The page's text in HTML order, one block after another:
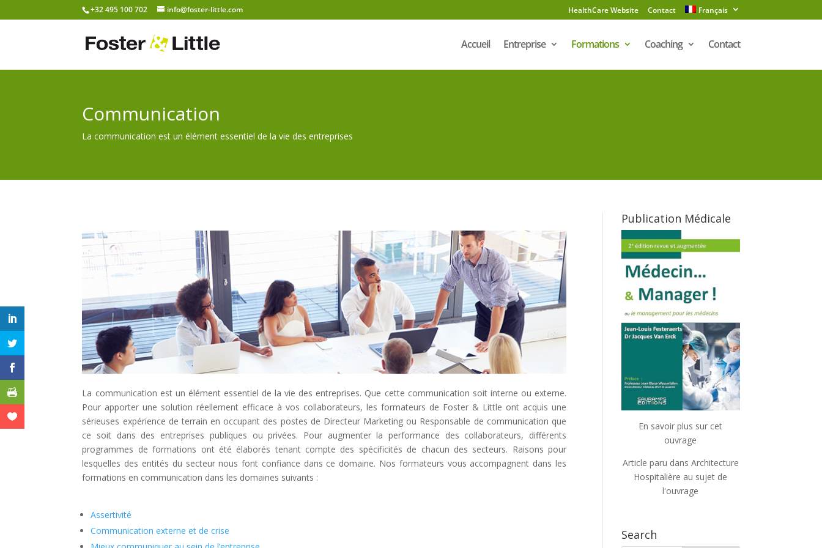
+32 495 100 702 info@foster-little.com HealthCare Website Contact Français
Accueil Entreprise Formations Coaching Contact
Communication
La communication est un élément essentiel de la vie des entreprises
La communication est un élément essentiel de la vie des entreprises. Que cette communication soit interne ou externe.
Pour apporter une solution réellement efficace à vos collaborateurs, les formateurs de Foster & Little ont acquis une
sérieuses expérience de terrain en occupant des postes de Directeur Marketing ou Responsable de communication que
ce soit dans des entreprises publiques ou privées. Pour augmenter la performance des collaborateurs, différents
programmes de formations ont été élaborés tenant compte des spécificités de chacun des secteurs. Raisons pour
lesquelles des entités du secteur nous font confiance dans ce domaine. Nos formateurs vous accompagnent dans les
formations en communication dans les domaines suivants :
Assertivité
Communication externe et de crise
Publication Médicale
En savoir plus sur cet
ouvrage
Article paru dans Architecture
Hospitalière au sujet de
l'ouvrage
Search